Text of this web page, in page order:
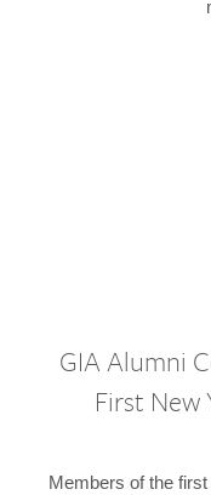
GIA Alumni
First New
Members of the